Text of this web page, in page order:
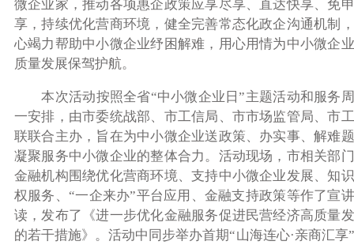
微企业家，推动各项惠企政策应享尽享、直达快享、免
享，持续优化营商环境，健全完善常态化政企沟通机制
心竭力帮助中小微企业纾困解难，用心用情为中小微企
质量发展保驾护航。
本次活动按照全省“中小微企业日”主题活动和服务
一安排，由市委统战部、市工信局、市市场监管局、市
联联合主办，旨在为中小微企业送政策、办实事、解难
凝聚服务中小微企业的整体合力。活动现场，市相关部
金融机构围绕优化营商环境、支持中小微企业发展、知
权服务、“一企来办”平台应用、金融支持政策等作了宣
读，发布了《进一步优化金融服务促进民营经济高质量
的若干措施》。活动中同步举办首期“山海连心·亲商汇享